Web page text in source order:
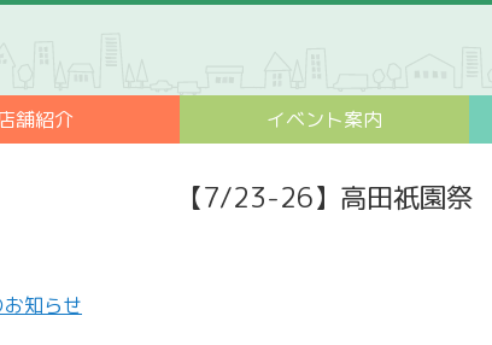
舗紹介 イベント案内
【7/23-26】高田祇園祭
知らせ